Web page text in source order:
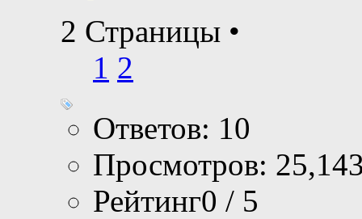
2 Страницы •
1 2
Ответов: 10
Просмотров:
Рейтинг0 / 5